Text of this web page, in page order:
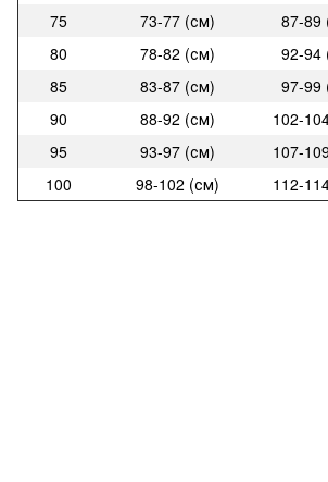
75
73-77 (см) 87-89
80
78-82 (см) 92-94
85
83-87 (см) 97-99
90
88-92 (см) 102-
95
93-97 (см) 107-
100
98-102 (см) 112-